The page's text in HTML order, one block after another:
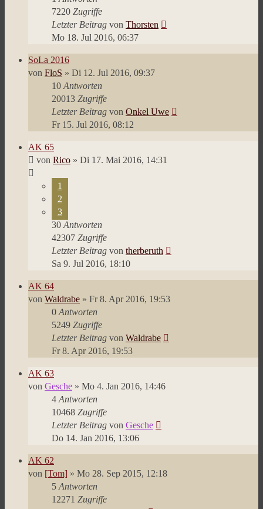
7220 Zugriffe
Letzter Beitrag von Thorsten
Mo 18. Jul 2016, 06:37
SoLa 2016
von FloS » Di 12. Jul 2016, 09:37
10Antworten
20013 Zugriffe
Letzter Beitrag von Onkel Uwe
Fr 15. Jul 2016, 08:12
AK 65
von Rico » Di 17. Mai 2016, 14:31
1
2
3
30Antworten
42307 Zugriffe
Letzter Beitrag von therberuth
Sa 9. Jul 2016, 18:10
AK 64
von Waldrabe » Fr 8. Apr 2016, 19:53
0Antworten
5249 Zugriffe
Letzter Beitrag von Waldrabe
Fr 8. Apr 2016, 19:53
AK 63
von Gesche » Mo 4. Jan 2016, 14:46
4Antworten
10468 Zugriffe
Letzter Beitrag von Gesche
Do 14. Jan 2016, 13:06
AK 62
von [Tom] » Mo 28. Sep 2015, 12:18
5Antworten
12271 Zugriffe